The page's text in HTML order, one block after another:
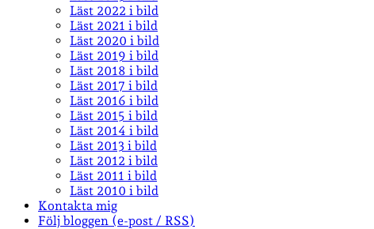
Läst 2022 i bild
Läst 2021 i bild
Läst 2020 i bild
Läst 2019 i bild
Läst 2018 i bild
Läst 2017 i bild
Läst 2016 i bild
Läst 2015 i bild
Läst 2014 i bild
Läst 2013 i bild
Läst 2012 i bild
Läst 2011 i bild
Läst 2010 i bild
Kontakta mig
Följ bloggen (e-post / RSS)